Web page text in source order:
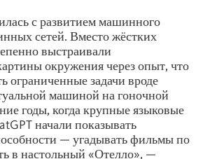
с развитием машинного
сетей. Вместо жёстких
выстраивали
окружения через опыт, что
ограниченные задачи вроде
машиной на гоночной
годы, когда крупные языковые
начали показывать
— угадывать фильмы по
в настольный «Отелло», —